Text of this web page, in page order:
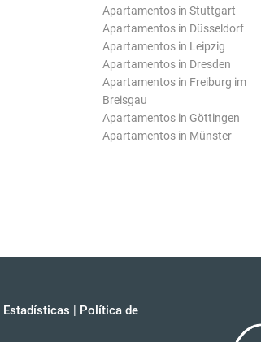
Apartamentos in Stuttgart
Apartamentos in Düsseldorf
Apartamentos in Leipzig
Apartamentos in Dresden
Apartamentos in Freiburg im
Breisgau
Apartamentos in Göttingen
Apartamentos in Münster
Estadísticas | Política de